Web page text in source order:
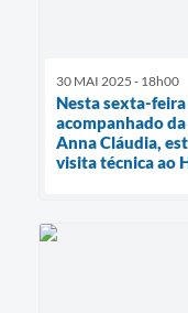
30 MAI 2025 - 18h00
Nesta sexta-
acompanhado
Anna Cláudia,
visita técnica ao